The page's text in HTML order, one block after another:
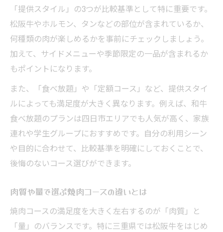
「提供スタイル」の3つが比較基準として特に重要です。
松阪牛やホルモン、タンなどの部位が含まれているか、
何種類の肉が楽しめるかを事前にチェックしましょう。
加えて、サイドメニューや季節限定の一品が含まれるか
もポイントになります。
また、「食べ放題」や「定額コース」など、提供スタイ
ルによっても満足度が大きく異なります。例えば、和牛
食べ放題のプランは四日市エリアでも人気が高く、家族
連れや学生グループにおすすめです。自分の利用シーン
や目的に合わせて、比較基準を明確にしておくことで、
後悔のないコース選びができます。
肉質や量で選ぶ焼肉コースの違いとは
焼肉コースの満足度を大きく左右するのが「肉質」と
「量」のバランスです。特に三重県では松阪牛をはじめ